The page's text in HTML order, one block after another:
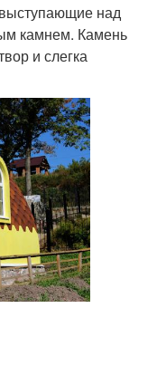
над
камнем. Камень
и слегка